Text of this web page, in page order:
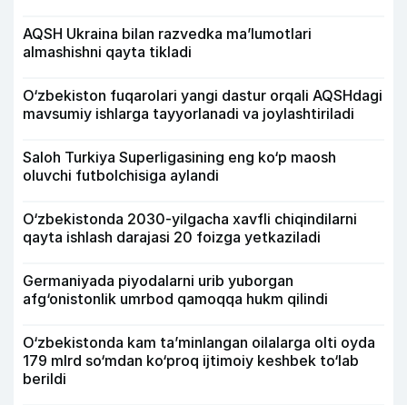
AQSH Ukraina bilan razvedka ma’lumotlari
almashishni qayta tikladi
O‘zbekiston fuqarolari yangi dastur orqali AQSHdagi
mavsumiy ishlarga tayyorlanadi va joylashtiriladi
Saloh Turkiya Superligasining eng ko‘p maosh
oluvchi futbolchisiga aylandi
O‘zbekistonda 2030-yilgacha xavfli chiqindilarni
qayta ishlash darajasi 20 foizga yetkaziladi
Germaniyada piyodalarni urib yuborgan
afg‘onistonlik umrbod qamoqqa hukm qilindi
O‘zbekistonda kam ta’minlangan oilalarga olti oyda
179 mlrd so‘mdan ko‘proq ijtimoiy keshbek to‘lab
berildi